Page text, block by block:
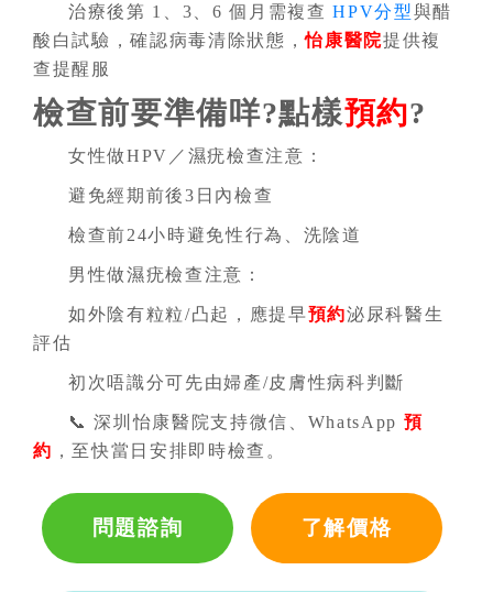
治療後第 1、3、6 個月需複查HPV分型與醋
酸白試驗，確認病毒清除狀態，怡康醫院提供複
查提醒服
檢查前要準備咩?點樣預約?
女性做HPV／濕疣檢查注意：
避免經期前後3日內檢查
檢查前24小時避免性行為、洗陰道
男性做濕疣檢查注意：
如外陰有粒粒/凸起，應提早預約泌尿科醫生
評估
初次唔識分可先由婦產/皮膚性病科判斷
📞 深圳怡康醫院支持微信、WhatsApp 預
約 ，至快當日安排即時檢查。
問題諮詢 了解價格